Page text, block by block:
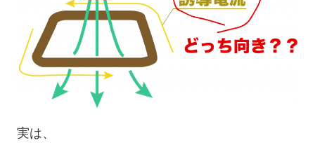
実は、